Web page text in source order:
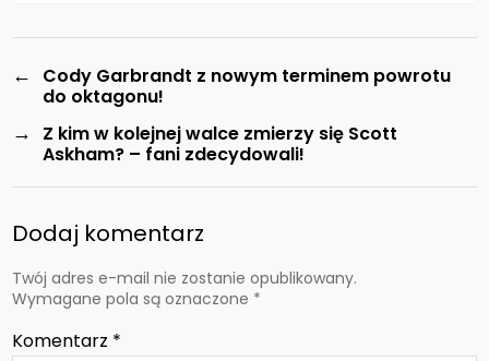
←
Cody Garbrandt z nowym terminem powrotu
do oktagonu!
→
Z kim w kolejnej walce zmierzy się Scott
Askham? – fani zdecydowali!
Dodaj komentarz
Twój adres e-mail nie zostanie opublikowany.
Wymagane pola są oznaczone *
Komentarz *